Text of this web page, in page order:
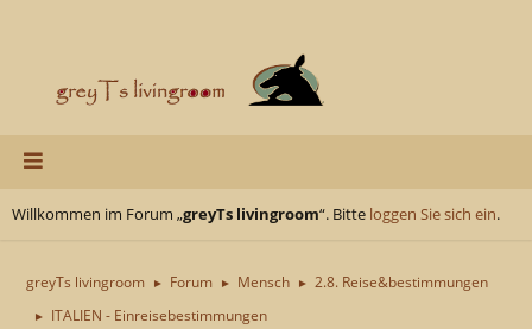
Willkommen im Forum „greyTs livingroom“. Bitte loggen Sie sich ein.
greyTs livingroom ► Forum ► Mensch ► 2.8. Reise&bestimmungen
► ITALIEN - Einreisebestimmungen